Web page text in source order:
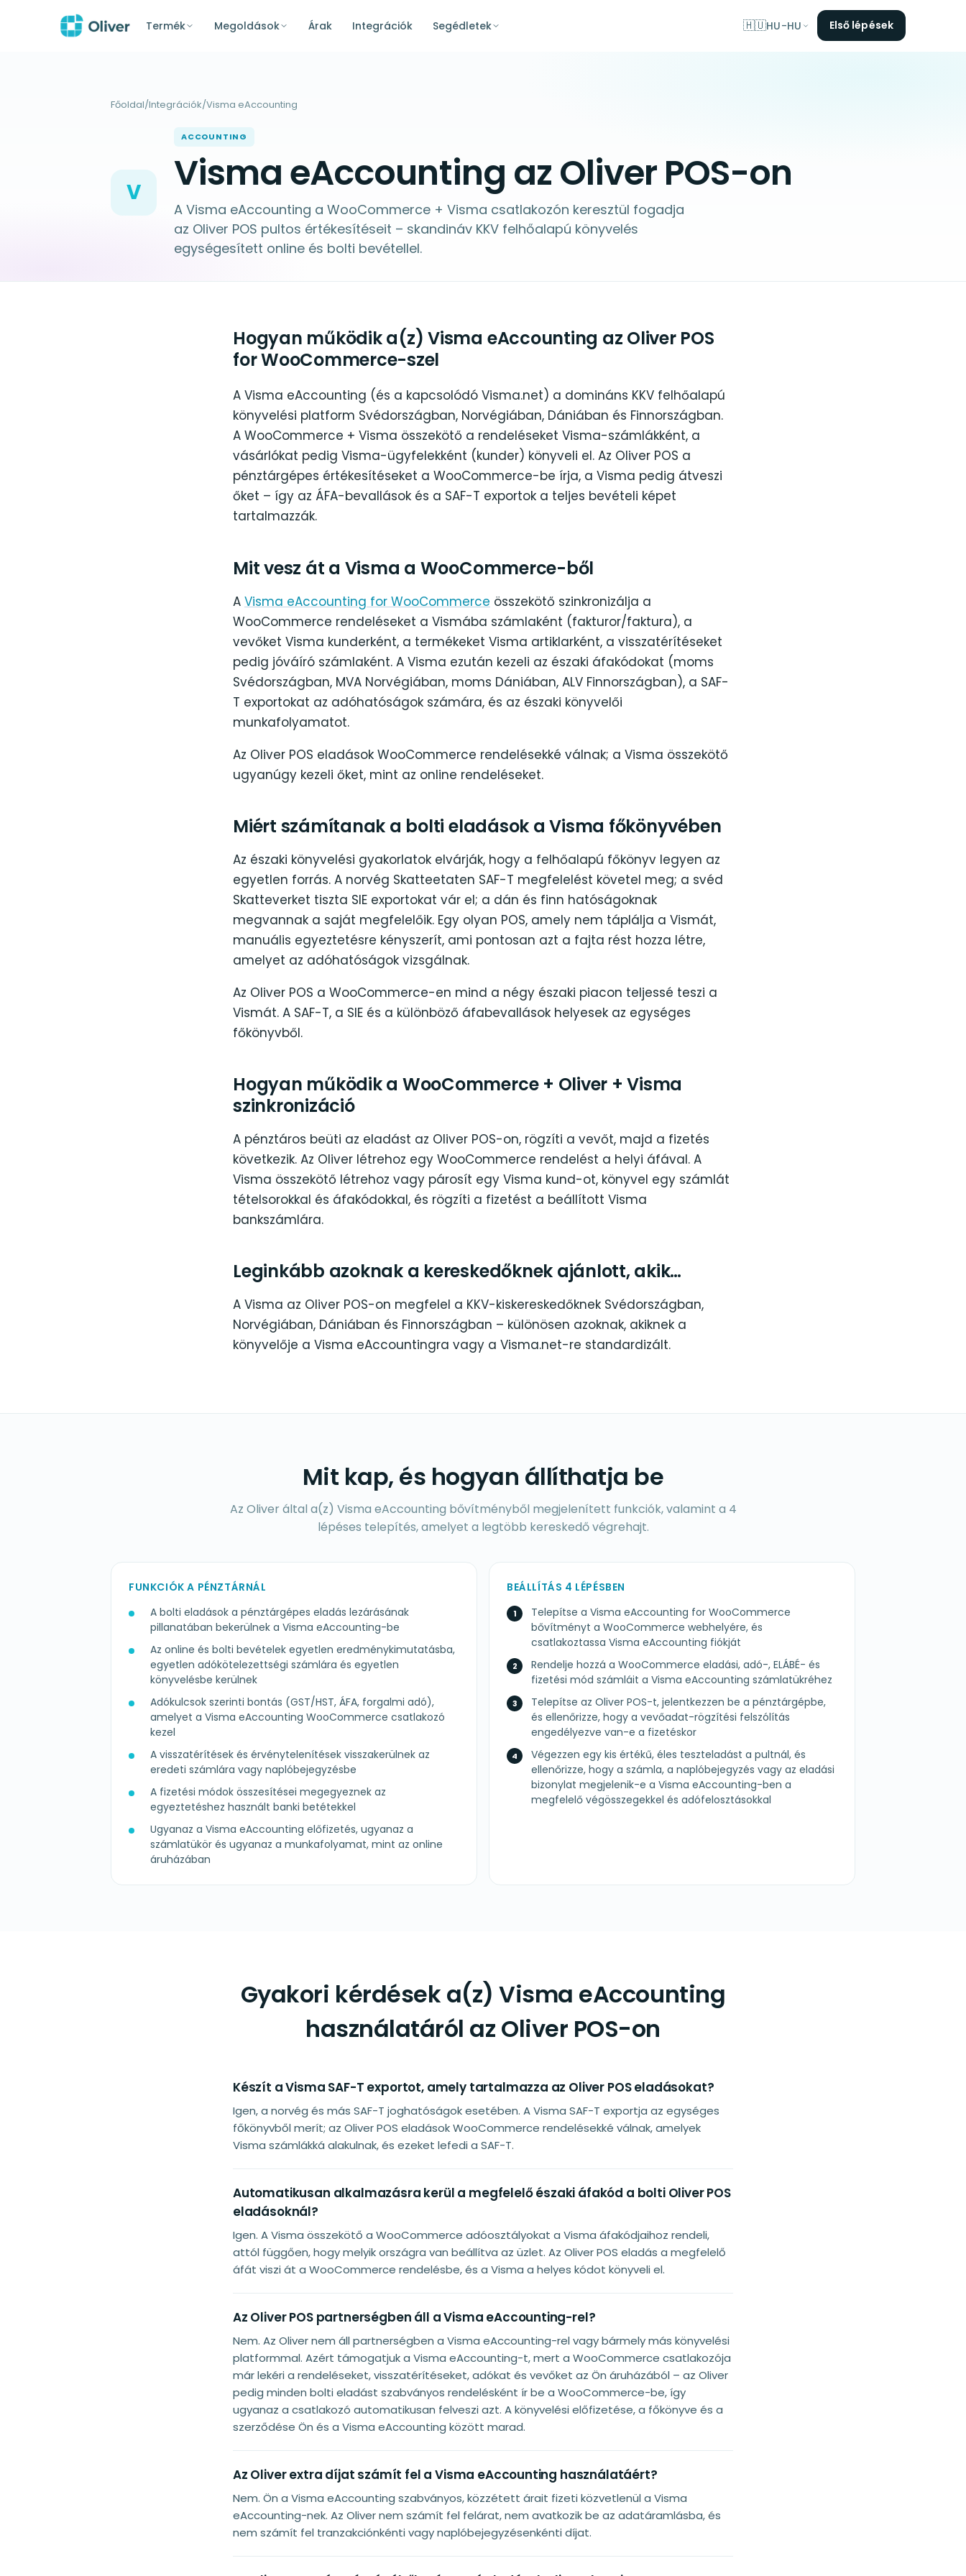
Termék Megoldások Árak Integrációk Segédletek 🇭🇺HU-HU Első lépések
Főoldal/Integrációk/Visma eAccounting
V
ACCOUNTING
Visma eAccounting az Oliver POS-on
A Visma eAccounting a WooCommerce + Visma csatlakozón keresztül fogadja
az Oliver POS pultos értékesítéseit – skandináv KKV felhőalapú könyvelés
egységesített online és bolti bevétellel.
Hogyan működik a(z) Visma eAccounting az Oliver POS
for WooCommerce-szel
A Visma eAccounting (és a kapcsolódó Visma.net) a domináns KKV felhőalapú
könyvelési platform Svédországban, Norvégiában, Dániában és Finnországban.
A WooCommerce + Visma összekötő a rendeléseket Visma-számlákként, a
vásárlókat pedig Visma-ügyfelekként (kunder) könyveli el. Az Oliver POS a
pénztárgépes értékesítéseket a WooCommerce-be írja, a Visma pedig átveszi
őket – így az ÁFA-bevallások és a SAF-T exportok a teljes bevételi képet
tartalmazzák.
Mit vesz át a Visma a WooCommerce-ből
A Visma eAccounting for WooCommerce összekötő szinkronizálja a
WooCommerce rendeléseket a Vismába számlaként (fakturor/faktura), a
vevőket Visma kunderként, a termékeket Visma artiklarként, a visszatérítéseket
pedig jóváíró számlaként. A Visma ezután kezeli az északi áfakódokat (moms
Svédországban, MVA Norvégiában, moms Dániában, ALV Finnországban), a SAF-
T exportokat az adóhatóságok számára, és az északi könyvelői
munkafolyamatot.
Az Oliver POS eladások WooCommerce rendelésekké válnak; a Visma összekötő
ugyanúgy kezeli őket, mint az online rendeléseket.
Miért számítanak a bolti eladások a Visma főkönyvében
Az északi könyvelési gyakorlatok elvárják, hogy a felhőalapú főkönyv legyen az
egyetlen forrás. A norvég Skatteetaten SAF-T megfelelést követel meg; a svéd
Skatteverket tiszta SIE exportokat vár el; a dán és finn hatóságoknak
megvannak a saját megfelelőik. Egy olyan POS, amely nem táplálja a Vismát,
manuális egyeztetésre kényszerít, ami pontosan azt a fajta rést hozza létre,
amelyet az adóhatóságok vizsgálnak.
Az Oliver POS a WooCommerce-en mind a négy északi piacon teljessé teszi a
Vismát. A SAF-T, a SIE és a különböző áfabevallások helyesek az egységes
főkönyvből.
Hogyan működik a WooCommerce + Oliver + Visma
szinkronizáció
A pénztáros beüti az eladást az Oliver POS-on, rögzíti a vevőt, majd a fizetés
következik. Az Oliver létrehoz egy WooCommerce rendelést a helyi áfával. A
Visma összekötő létrehoz vagy párosít egy Visma kund-ot, könyvel egy számlát
tételsorokkal és áfakódokkal, és rögzíti a fizetést a beállított Visma
bankszámlára.
Leginkább azoknak a kereskedőknek ajánlott, akik…
A Visma az Oliver POS-on megfelel a KKV-kiskereskedőknek Svédországban,
Norvégiában, Dániában és Finnországban – különösen azoknak, akiknek a
könyvelője a Visma eAccountingra vagy a Visma.net-re standardizált.
Mit kap, és hogyan állíthatja be
Az Oliver által a(z) Visma eAccounting bővítményből megjelenített funkciók, valamint a 4
lépéses telepítés, amelyet a legtöbb kereskedő végrehajt.
FUNKCIÓK A PÉNZTÁRNÁL
A bolti eladások a pénztárgépes eladás lezárásának
pillanatában bekerülnek a Visma eAccounting-be
Az online és bolti bevételek egyetlen eredménykimutatásba,
egyetlen adókötelezettségi számlára és egyetlen
könyvelésbe kerülnek
Adókulcsok szerinti bontás (GST/HST, ÁFA, forgalmi adó),
amelyet a Visma eAccounting WooCommerce csatlakozó
kezel
A visszatérítések és érvénytelenítések visszakerülnek az
eredeti számlára vagy naplóbejegyzésbe
A fizetési módok összesítései megegyeznek az
egyeztetéshez használt banki betétekkel
Ugyanaz a Visma eAccounting előfizetés, ugyanaz a
számlatükör és ugyanaz a munkafolyamat, mint az online
áruházában
BEÁLLÍTÁS 4 LÉPÉSBEN
Telepítse a Visma eAccounting for WooCommerce
bővítményt a WooCommerce webhelyére, és
csatlakoztassa Visma eAccounting fiókját
Rendelje hozzá a WooCommerce eladási, adó-, ELÁBÉ- és
fizetési mód számláit a Visma eAccounting számlatükréhez
Telepítse az Oliver POS-t, jelentkezzen be a pénztárgépbe,
és ellenőrizze, hogy a vevőadat-rögzítési felszólítás
engedélyezve van-e a fizetéskor
Végezzen egy kis értékű, éles teszteladást a pultnál, és
ellenőrizze, hogy a számla, a naplóbejegyzés vagy az eladási
bizonylat megjelenik-e a Visma eAccounting-ben a
megfelelő végösszegekkel és adófelosztásokkal
Gyakori kérdések a(z) Visma eAccounting
használatáról az Oliver POS-on
Készít a Visma SAF-T exportot, amely tartalmazza az Oliver POS eladásokat?
Igen, a norvég és más SAF-T joghatóságok esetében. A Visma SAF-T exportja az egységes
főkönyvből merít; az Oliver POS eladások WooCommerce rendelésekké válnak, amelyek
Visma számlákká alakulnak, és ezeket lefedi a SAF-T.
Automatikusan alkalmazásra kerül a megfelelő északi áfakód a bolti Oliver POS
eladásoknál?
Igen. A Visma összekötő a WooCommerce adóosztályokat a Visma áfakódjaihoz rendeli,
attól függően, hogy melyik országra van beállítva az üzlet. Az Oliver POS eladás a megfelelő
áfát viszi át a WooCommerce rendelésbe, és a Visma a helyes kódot könyveli el.
Az Oliver POS partnerségben áll a Visma eAccounting-rel?
Nem. Az Oliver nem áll partnerségben a Visma eAccounting-rel vagy bármely más könyvelési
platformmal. Azért támogatjuk a Visma eAccounting-t, mert a WooCommerce csatlakozója
már lekéri a rendeléseket, visszatérítéseket, adókat és vevőket az Ön áruházából – az Oliver
pedig minden bolti eladást szabványos rendelésként ír be a WooCommerce-be, így
ugyanaz a csatlakozó automatikusan felveszi azt. A könyvelési előfizetése, a főkönyve és a
szerződése Ön és a Visma eAccounting között marad.
Az Oliver extra díjat számít fel a Visma eAccounting használatáért?
Nem. Ön a Visma eAccounting szabványos, közzétett árait fizeti közvetlenül a Visma
eAccounting-nek. Az Oliver nem számít fel felárat, nem avatkozik be az adatáramlásba, és
nem számít fel tranzakciónkénti vagy naplóbejegyzésenkénti díjat.